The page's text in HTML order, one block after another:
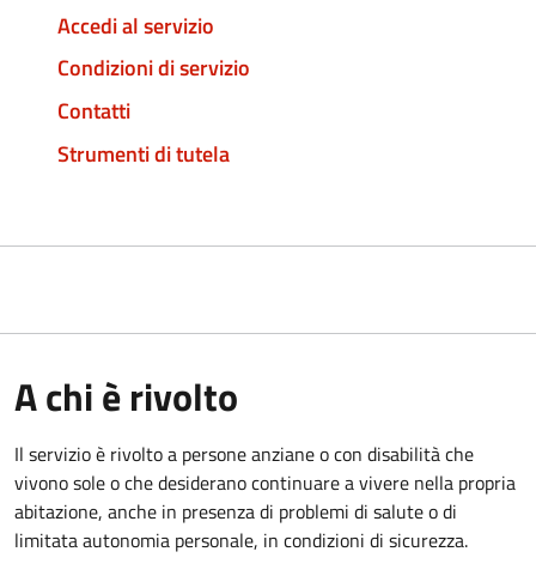
Accedi al servizio
Condizioni di servizio
Contatti
Strumenti di tutela
A chi è rivolto
Il servizio è rivolto a persone anziane o con disabilità che
vivono sole o che desiderano continuare a vivere nella propria
abitazione, anche in presenza di problemi di salute o di
limitata autonomia personale, in condizioni di sicurezza.